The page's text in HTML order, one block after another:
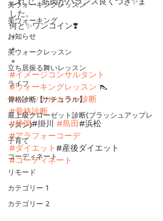
美ウォーキングレッスン
美ウォーキング
お知らせ
美ウォークレッスン
立ち居振る舞いレッスン
ライフ
骨格診断【ナチュラル】
最上級クローゼット診断(ブラッシュアップレ
ッスン)
子育て
コーディネート
リモード
カテゴリー 1
カテゴリー 2
した。
何と✨ワンコイン❣️
＊
＊
＊
#イメージコンサルタント
#ウォーキングレッスン 👠
#パーソナルカラー診断
#骨格診断
#静岡#掛川 #島田#浜松
#アラフォーコーデ
#ダイエット #産後ダイエット
#コーディネート